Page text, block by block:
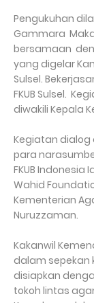
Pengukuhan
Gammara
bersamaan
yang digelar
Sulsel.
FKUB Sulsel.
diwakili Kepala
Kegiatan
para
FKUB Indonesia
Wahid
Kementerian
Nuruzzaman.
Kakanwil
dalam sepekan
disiapkan
tokoh lintas